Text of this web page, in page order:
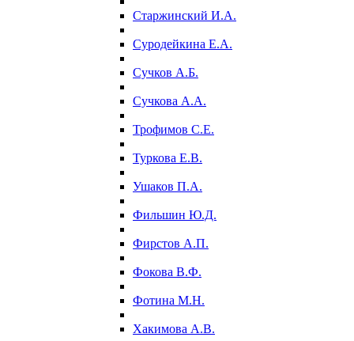
Старжинский И.А.
Суродейкина Е.А.
Сучков А.Б.
Сучкова А.А.
Трофимов С.Е.
Туркова Е.В.
Ушаков П.А.
Фильшин Ю.Д.
Фирстов А.П.
Фокова В.Ф.
Фотина М.Н.
Хакимова А.В.